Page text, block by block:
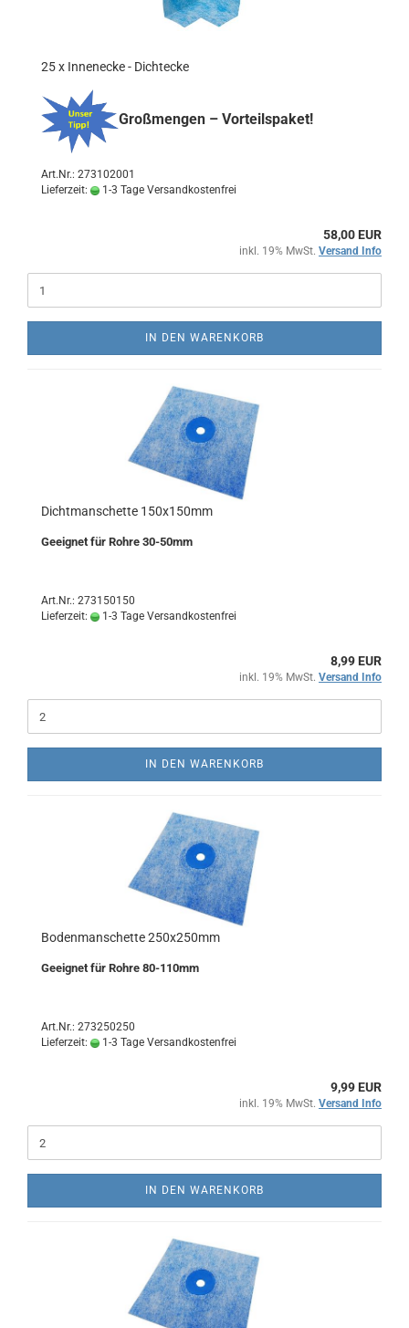
25 x Innenecke - Dichtecke
Großmengen – Vorteilspaket!
Art.Nr.: 273102001
Lieferzeit:
1-3 Tage Versandkostenfrei
58,00 EUR
inkl. 19% MwSt. Versand Info
IN DEN WARENKORB
Dichtmanschette 150x150mm
Geeignet für Rohre 30-50mm
Art.Nr.: 273150150
Lieferzeit:
1-3 Tage Versandkostenfrei
8,99 EUR
inkl. 19% MwSt. Versand Info
IN DEN WARENKORB
Bodenmanschette 250x250mm
Geeignet für Rohre 80-110mm
Art.Nr.: 273250250
Lieferzeit:
1-3 Tage Versandkostenfrei
9,99 EUR
inkl. 19% MwSt. Versand Info
IN DEN WARENKORB